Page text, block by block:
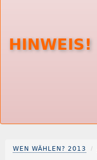
HINWEIS!
WEN WÄHLEN? 2013